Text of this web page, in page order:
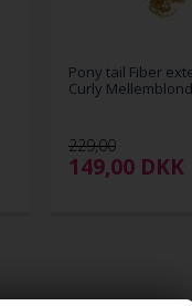
Pony tail Fiber
Curly
229,00
149,00 DKK